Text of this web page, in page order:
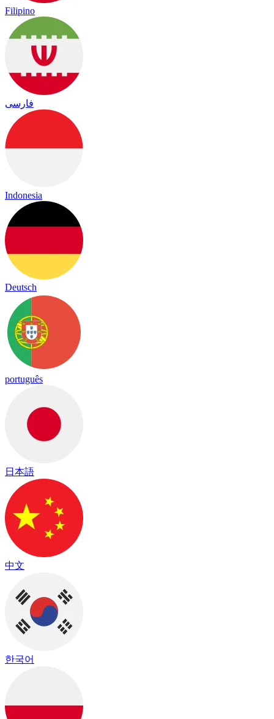
Filipino
فارسی
Indonesia
Deutsch
português
日本語
中文
한국어